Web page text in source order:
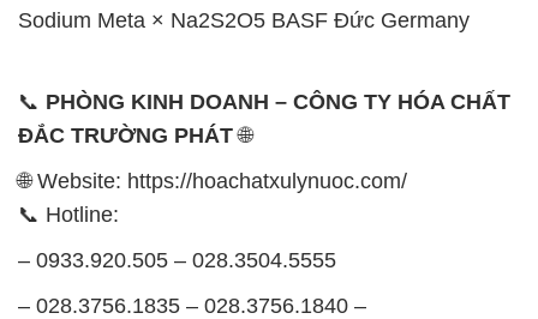
Sodium Meta × Na2S2O5 BASF Đức Germany
📞 PHÒNG KINH DOANH – CÔNG TY HÓA CHẤT
ĐẮC TRƯỜNG PHÁT🌐
🌐 Website: https://hoachatxulynuoc.com/
📞 Hotline:
– 0933.920.505 – 028.3504.5555
– 028.3756.1835 – 028.3756.1840 –